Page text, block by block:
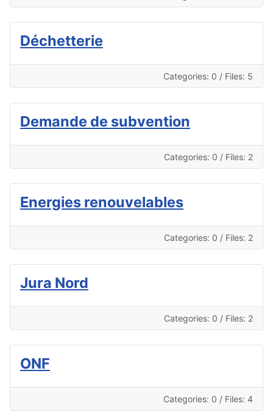
Déchetterie
Categories: 0 / Files: 5
Demande de subvention
Categories: 0 / Files: 2
Energies renouvelables
Categories: 0 / Files: 2
Jura Nord
Categories: 0 / Files: 2
ONF
Categories: 0 / Files: 4